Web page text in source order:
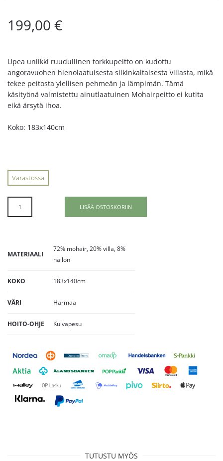
199,00 €
Upea uniikki ruudullinen torkkupeitto on kudottu
angoravuohen hienolaatuisesta silkinkaltaisesta villasta, mikä
tekee peitosta ylellisen pehmeän ja lämpimän. Tämä
käsityönä valmistettu ainutlaatuinen Mohairpeitto ei kutita
eikä ärsytä ihoa.
Koko: 183x140cm
Varastossa
LISÄÄ OSTOSKORIIN
MATERIAALI
72% mohair, 20% villa, 8%
nailon
KOKO 183x140cm
VÄRI Harmaa
HOITO-OHJE Kuivapesu
TUTUSTU MYÖS